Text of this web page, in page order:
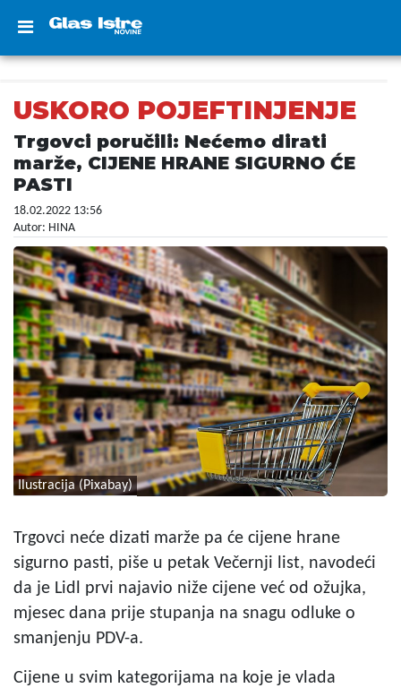
USKORO POJEFTINJENJE
Trgovci poručili: Nećemo dirati
marže, CIJENE HRANE SIGURNO ĆE
PASTI
18.02.2022 13:56
Autor: HINA
Ilustracija (Pixabay)
Trgovci neće dizati marže pa će cijene hrane
sigurno pasti, piše u petak Večernji list, navodeći
da je Lidl prvi najavio niže cijene već od ožujka,
mjesec dana prije stupanja na snagu odluke o
smanjenju PDV-a.
Cijene u svim kategorijama na koje je vlada